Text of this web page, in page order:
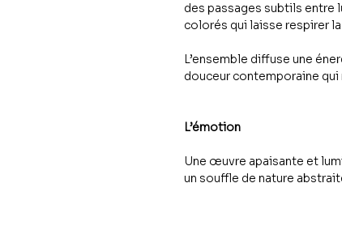
des passages subtils entre
colorés qui laisse respirer
L’ensemble diffuse une
douceur contemporaine
L’émotion
Une œuvre apaisante et
un souffle de nature